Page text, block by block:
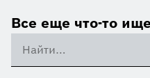
Все еще что-то